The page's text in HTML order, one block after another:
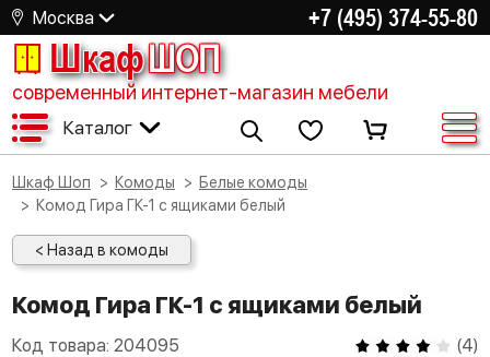
Москва +7 (495) 374-55-80
ШкафШОП
современный интернет-магазин мебели
Каталог
Шкаф Шоп Комоды
Белые комоды
Комод Гира ГК-1 с ящиками белый
< Назад в комоды
Комод Гира ГК-1 с ящиками белый
Код товара: 204095 (4)